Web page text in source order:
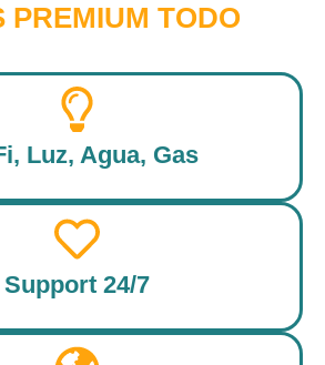
PREMIUM TODO
Luz, Agua, Gas
Support 24/7